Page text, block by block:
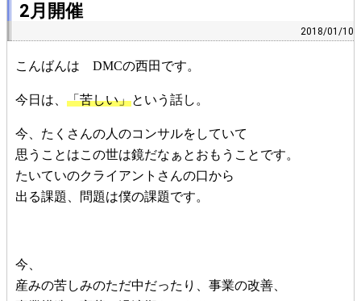
2月開催
2018/01/10
こんばんは DMCの西田です。
今日は、 「苦しい」という話し。
今、たくさんの人のコンサルをしていて
思うことはこの世は鏡だなぁとおもうことです。
たいていのクライアントさんの口から
出る課題、問題は僕の課題です。
今、
産みの苦しみのただ中だったり、事業の改善、